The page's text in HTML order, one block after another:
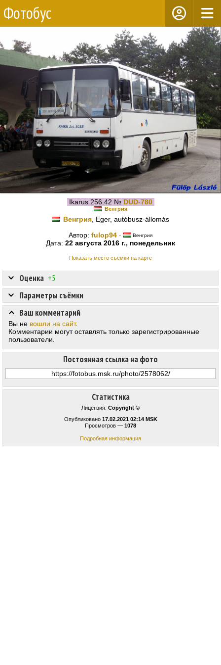
Фотобус
Ikarus 256.42 № DUD-780
Венгрия
Венгрия , Eger, autóbusz-állomás
Автор: fulop94 · Венгрия
Дата: 22 августа 2016 г., понедельник
Показать место съёмки на карте
Статистика
Лицензия: Copyright ©
Опубликовано 17.02.2021 02:14 MSK
Просмотров — 1078
Подробная информация
Оценка +5
Постоянная ссылка на фото
Параметры съёмки
Ваш комментарий
Вы не вошли на сайт.
Комментарии могут оставлять только зарегистрированные
пользователи.